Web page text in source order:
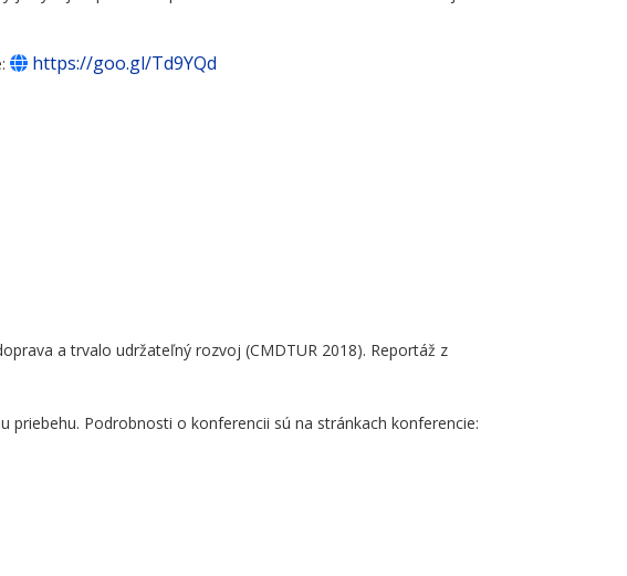
https://goo.gl/Td9YQd
a trvalo udržateľný rozvoj (CMDTUR 2018). Reportáž z
Podrobnosti o konferencii sú na stránkach konferencie: